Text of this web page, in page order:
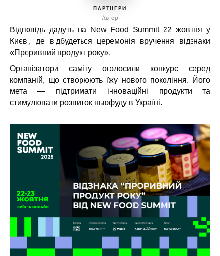
ПАРТНЕРИ
Автор
Відповідь дадуть на New Food Summit 22 жовтня у
Києві, де відбудеться церемонія вручення відзнаки
«Проривний продукт року».
Організатори саміту оголосили конкурс серед
компаній, що створюють їжу нового покоління. Його
мета — підтримати інноваційні продукти та
стимулювати розвиток ньюфуду в Україні.